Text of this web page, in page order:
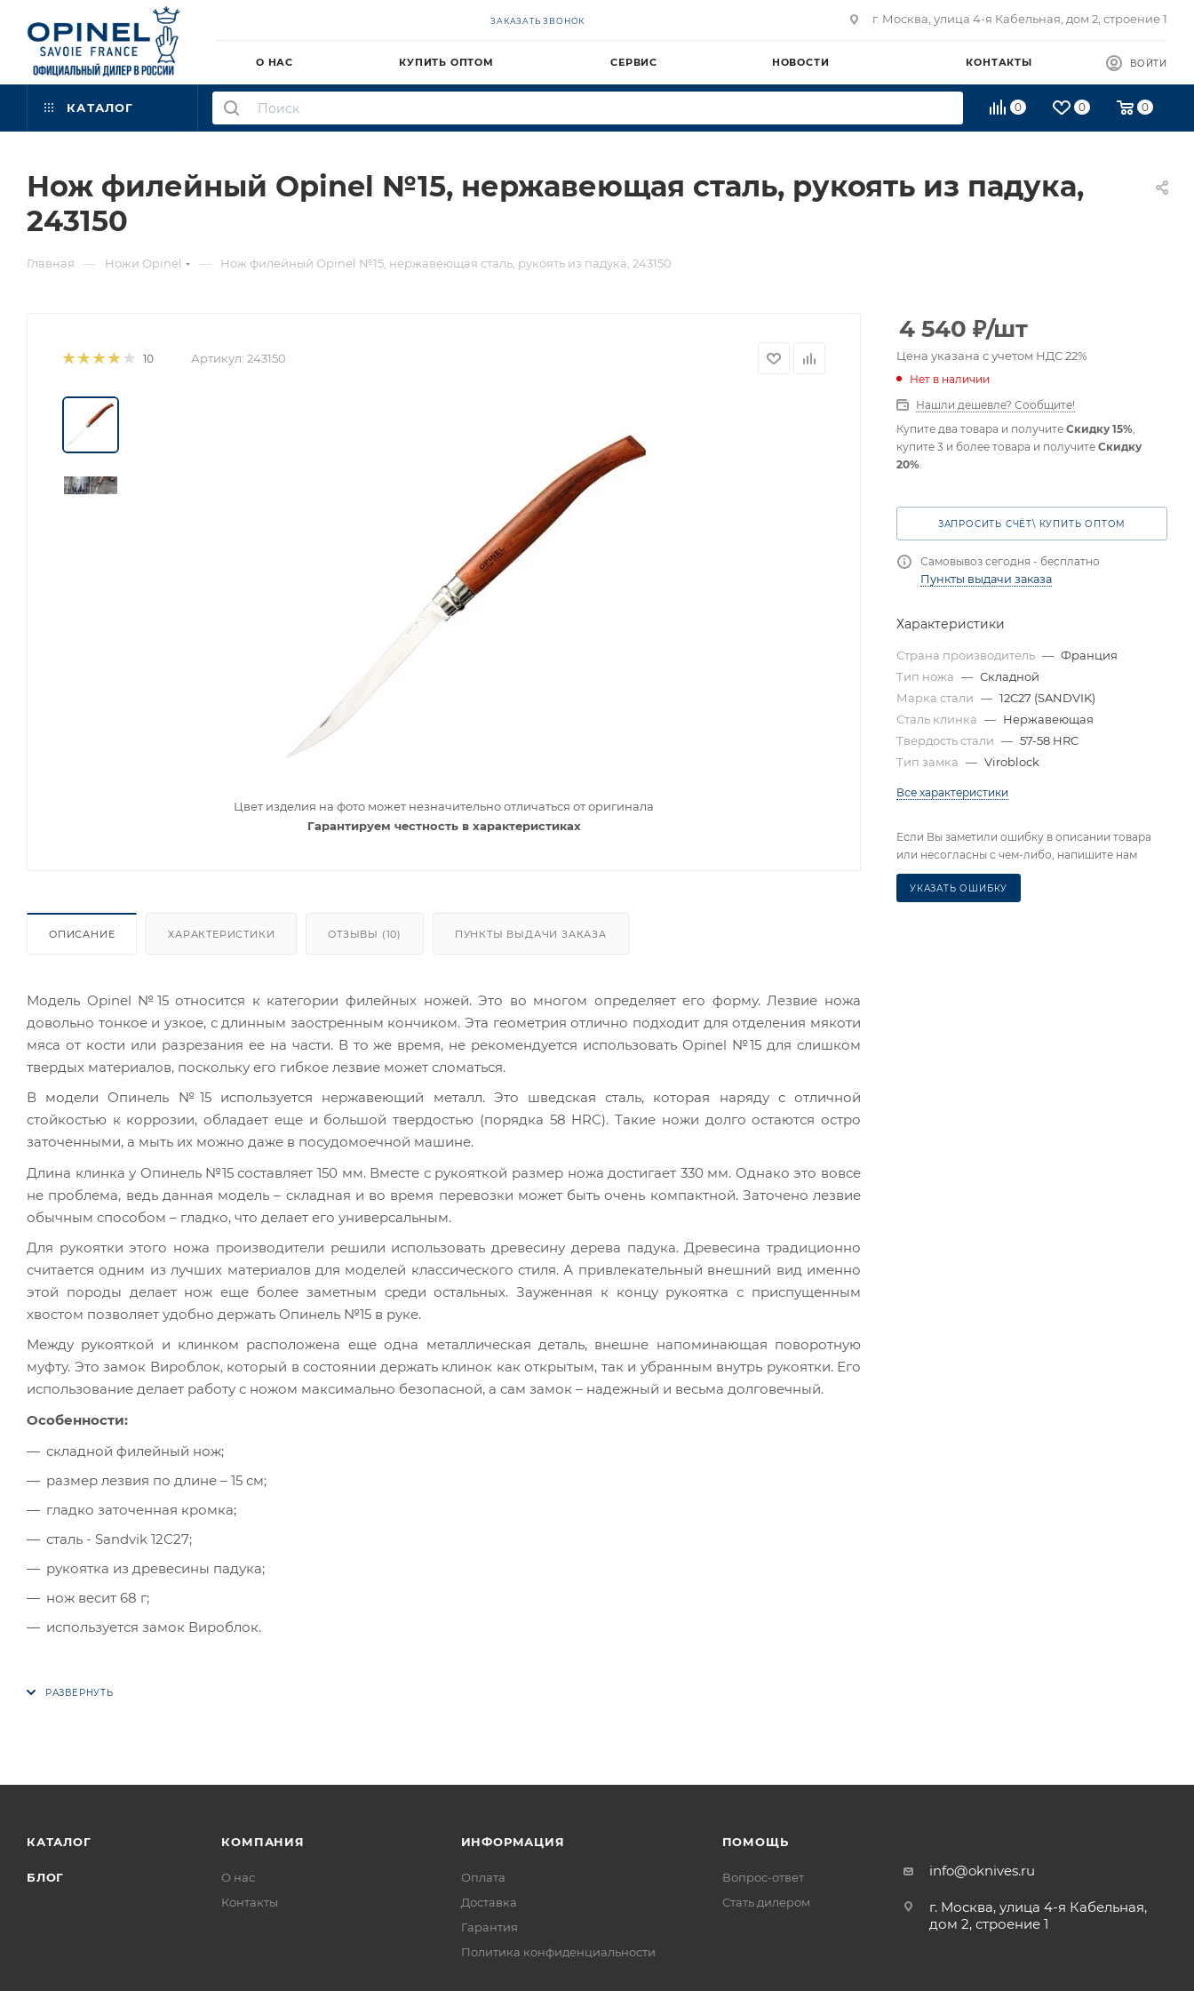
ЗАКАЗАТЬ ЗВОНОК г. Москва, улица 4-я Кабельная, дом 2, строение 1
О НАС КУПИТЬ ОПТОМ СЕРВИС НОВОСТИ КОНТАКТЫ ВОЙТИ
КАТАЛОГ 0 0 0
Нож филейный Opinel №15, нержавеющая сталь, рукоять из падука,
243150
Главная — Ножи Opinel — Нож филейный Opinel №15, нержавеющая сталь, рукоять из падука, 243150
10 Артикул: 243150
Цвет изделия на фото может незначительно отличаться от оригинала
Гарантируем честность в характеристиках
ОПИСАНИЕ ХАРАКТЕРИСТИКИ ОТЗЫВЫ (10) ПУНКТЫ ВЫДАЧИ ЗАКАЗА
Модель Opinel №15 относится к категории филейных ножей. Это во многом определяет его форму. Лезвие ножа
довольно тонкое и узкое, с длинным заостренным кончиком. Эта геометрия отлично подходит для отделения мякоти
мяса от кости или разрезания ее на части. В то же время, не рекомендуется использовать Opinel №15 для слишком
твердых материалов, поскольку его гибкое лезвие может сломаться.
В модели Опинель №15 используется нержавеющий металл. Это шведская сталь, которая наряду с отличной
стойкостью к коррозии, обладает еще и большой твердостью (порядка 58 HRC). Такие ножи долго остаются остро
заточенными, а мыть их можно даже в посудомоечной машине.
Длина клинка у Опинель №15 составляет 150 мм. Вместе с рукояткой размер ножа достигает 330 мм. Однако это вовсе
не проблема, ведь данная модель – складная и во время перевозки может быть очень компактной. Заточено лезвие
обычным способом – гладко, что делает его универсальным.
Для рукоятки этого ножа производители решили использовать древесину дерева падука. Древесина традиционно
считается одним из лучших материалов для моделей классического стиля. А привлекательный внешний вид именно
этой породы делает нож еще более заметным среди остальных. Зауженная к концу рукоятка с приспущенным
хвостом позволяет удобно держать Опинель №15 в руке.
Между рукояткой и клинком расположена еще одна металлическая деталь, внешне напоминающая поворотную
муфту. Это замок Вироблок, который в состоянии держать клинок как открытым, так и убранным внутрь рукоятки. Его
использование делает работу с ножом максимально безопасной, а сам замок – надежный и весьма долговечный.
Особенности:
складной филейный нож;
размер лезвия по длине – 15 см;
гладко заточенная кромка;
сталь - Sandvik 12C27;
рукоятка из древесины падука;
нож весит 68 г;
используется замок Вироблок.
4 540 ₽/шт
Цена указана с учетом НДС 22%
Нет в наличии
Нашли дешевле? Сообщите!
Купите два товара и получите Скидку 15%
купите 3 и более товара и получите Скидку
20%
ЗАПРОСИТЬ СЧЁТ\ КУПИТЬ ОПТОМ
Самовывоз сегодня - бесплатно
Пункты выдачи заказа
Характеристики
Страна производитель — Франция
Тип ножа — Складной
Марка стали — 12C27 (SANDVIK)
Сталь клинка — Нержавеющая
Твердость стали — 57-58 HRC
Тип замка — Viroblock
Все характеристики
Если Вы заметили ошибку в описании товара
или несогласны с чем-либо, напишите нам
УКАЗАТЬ ОШИБКУ
КАТАЛОГ
БЛОГ
КОМПАНИЯ
О нас
Контакты
ИНФОРМАЦИЯ
Оплата
Доставка
Гарантия
Политика конфиденциальности
ПОМОЩЬ
Вопрос-ответ
Стать дилером
info@oknives.ru
г. Москва, улица 4-я Кабельная,
дом 2, строение 1